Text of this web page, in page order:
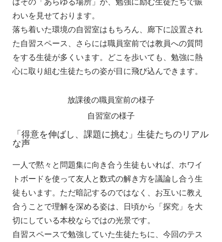
わいを見せております。
落ち着いた環境の自習室はもちろん、廊下に設置され
た自習スペース、さらには職員室前では教員への質問
をする生徒が多くいます。どこを歩いても、勉強に熱
心に取り組む生徒たちの姿が目に飛び込んできます。
放課後の職員室前の様子
自習室の様子
「得意を伸ばし、課題に挑む」生徒たちのリアル
な声
一人で黙々と問題集に向き合う生徒もいれば、ホワイ
トボードを使って友人と数式の解き方を議論し合う生
徒もいます。ただ暗記するのではなく、お互いに教え
合うことで理解を深める姿は、日頃から「探究」を大
切にしている本校ならではの光景です。
自習スペースで勉強していた生徒たちに、今回のテス